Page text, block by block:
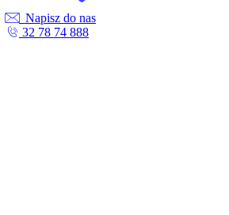
Napisz do nas
32 78 74 888